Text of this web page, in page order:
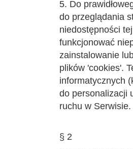
5. Do
do przeglądania
niedostępności
funkcjonować
zainstalowanie
plików 'cookies'.
informatycznych
do personalizacji
ruchu w Serwisie.
§ 2